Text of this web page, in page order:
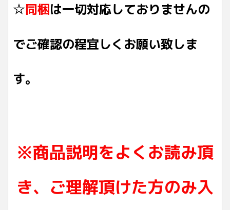
☆同梱は一切対応しておりませんの
でご確認の程宜しくお願い致しま
す。
※商品説明をよくお読み頂
き、ご理解頂けた方のみ入